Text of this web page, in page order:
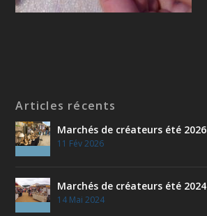
Articles récents
Marchés de créateurs été 2026
11 Fév 2026
Marchés de créateurs été 2024
14 Mai 2024